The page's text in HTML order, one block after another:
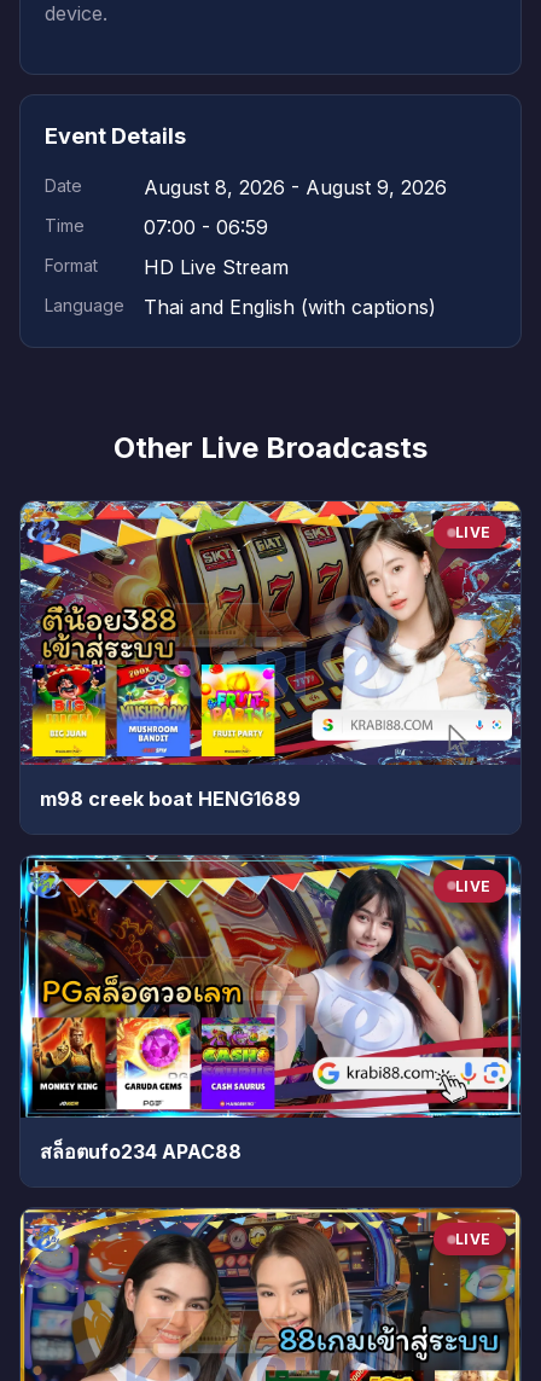
device.
Event Details
Date August 8, 2026 - August 9, 2026
Time 07:00 - 06:59
Format HD Live Stream
Language Thai and English (with captions)
Other Live Broadcasts
LIVE
m98 creek boat HENG1689
LIVE
สล็อตufo234 APAC88
LIVE